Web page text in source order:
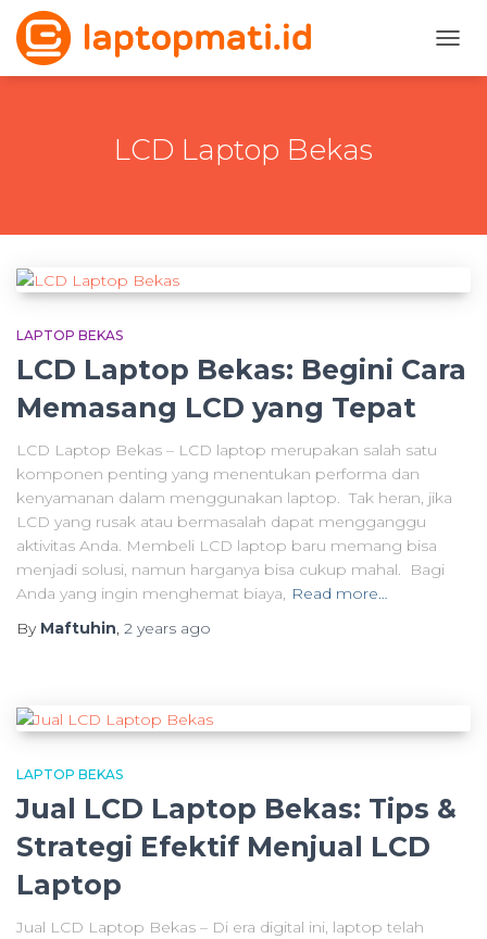
LCD Laptop Bekas
LAPTOP BEKAS
LCD Laptop Bekas: Begini Cara
Memasang LCD yang Tepat
LCD Laptop Bekas – LCD laptop merupakan salah satu
komponen penting yang menentukan performa dan
kenyamanan dalam menggunakan laptop. Tak heran, jika
LCD yang rusak atau bermasalah dapat mengganggu
aktivitas Anda. Membeli LCD laptop baru memang bisa
menjadi solusi, namun harganya bisa cukup mahal. Bagi
Anda yang ingin menghemat biaya, Read more…
By Maftuhin, 2 years ago
LAPTOP BEKAS
Jual LCD Laptop Bekas: Tips &
Strategi Efektif Menjual LCD
Laptop
Jual LCD Laptop Bekas – Di era digital ini, laptop telah